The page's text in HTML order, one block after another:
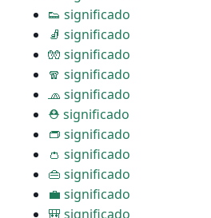
👟 significado
🧦 significado
🧤 significado
🧣 significado
🧢 significado
⛑ significado
👝 significado
👛 significado
👜 significado
💼 significado
🎒 significado